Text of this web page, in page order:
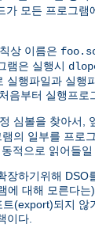
모든 프로그램
상 이름은
램은 실행시
행파일과 실
부터 실행프
심볼을 찾아서,
의 일부를 프
적으로 읽어들일
하기위해
대해 모른다
(export)되지
이다.